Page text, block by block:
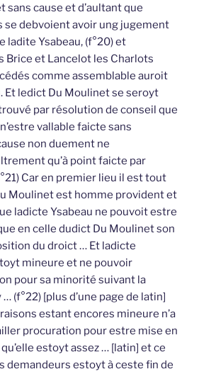
cause et d’aultant que
se debvoient avoir ung jugement
ladite Ysabeau, (f°20) et
Brice et Lancelot les Charlots
comme assemblable auroit
Et ledict Du Moulinet se seroyt
par résolution de conseil que
vallable faicte sans
non duement ne
qu’à point faicte par
Car en premier lieu il est tout
Moulinet est homme provident et
ladicte Ysabeau ne pouvoit estre
en celle dudict Du Moulinet son
du droict … Et ladicte
mineure et ne pouvoir
pour sa minorité suivant la
(f°22) [plus d’une page de latin]
estant encores mineure n’a
procuration pour estre mise en
estoyt assez … [latin] et ce
demandeurs estoyt à ceste fin de